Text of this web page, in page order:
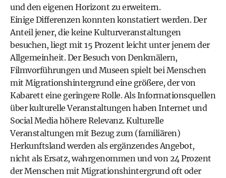
und den eigenen Horizont zu erweitern.
Einige Differenzen konnten konstatiert werden. Der
Anteil jener, die keine Kulturveranstaltungen
besuchen, liegt mit 15 Prozent leicht unter jenem der
Allgemeinheit. Der Besuch von Denkmälern,
Filmvorführungen und Museen spielt bei Menschen
mit Migrationshintergrund eine größere, der von
Kabarett eine geringere Rolle. Als Informationsquellen
über kulturelle Veranstaltungen haben Internet und
Social Media höhere Relevanz. Kulturelle
Veranstaltungen mit Bezug zum (familiären)
Herkunftsland werden als ergänzendes Angebot,
nicht als Ersatz, wahrgenommen und von 24 Prozent
der Menschen mit Migrationshintergrund oft oder